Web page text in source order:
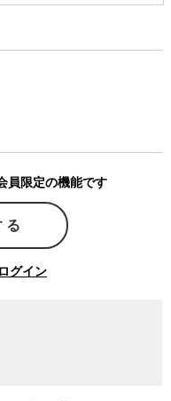
派遣される急襲部隊であ
は軍事の常識」だと孫崎
げた朝鮮半島情勢への対応
そもそも在日米軍自体
通常兵器に対する抑止力
を失っている以上、在日
る抑止力も、いずれも提
り日中間で紛争が生じて
、米本土を核攻撃する能
でアメリカが核を使用す
日米軍の抑止効果は、も
海兵隊員を沖縄に配置し
か。孫崎氏は、アメリカ
、年間6000億円にものぼ
員限定の機能です
る
ログイン